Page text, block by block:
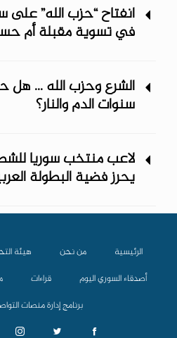
انفتاح “حزب الله”
في تسوية مقبلة أم
الشرع وحزب الله ... هل
سنوات الدم والنار؟
لاعب منتخب سوريا
يحرز فضية البطولة
الرئيسية من نحن هيئة
أصدقاء السوري اليوم
قراءات
برنامج إدارة منصات